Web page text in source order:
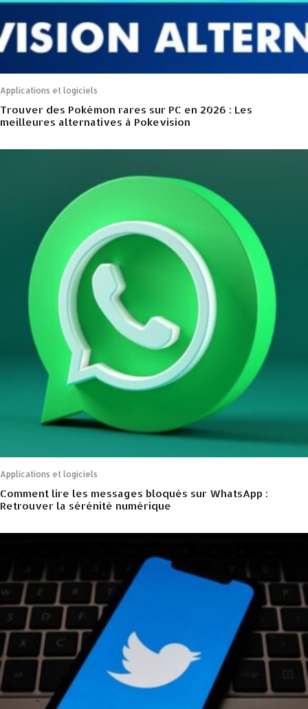
Applications et logiciels
Trouver des Pokémon rares sur PC en 2026 : Les
meilleures alternatives à Pokevision
Applications et logiciels
Comment lire les messages bloqués sur WhatsApp :
Retrouver la sérénité numérique